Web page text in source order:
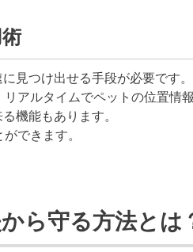
見つけ出せる手段が必要です。
アルタイムでペットの位置情
機能もあります。
できます。
ら守る方法とは